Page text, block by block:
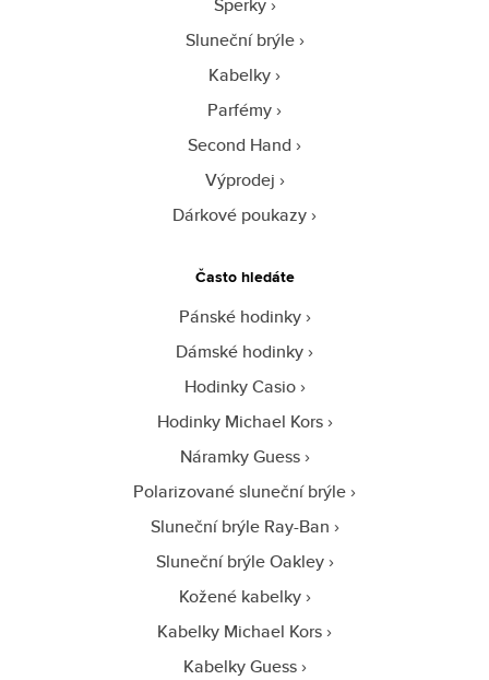
Sluneční brýle
Kabelky
Parfémy
Second Hand
Výprodej
Dárkové poukazy
Často hledáte
Pánské hodinky
Dámské hodinky
Hodinky Casio
Hodinky Michael Kors
Náramky Guess
Polarizované sluneční brýle
Sluneční brýle Ray-Ban
Sluneční brýle Oakley
Kožené kabelky
Kabelky Michael Kors
Kabelky Guess